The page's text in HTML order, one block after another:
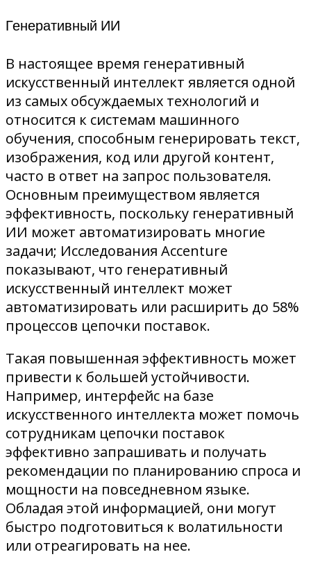
Генеративный ИИ
В настоящее время генеративный
искусственный интеллект является одной
из самых обсуждаемых технологий и
относится к системам машинного
обучения, способным генерировать текст,
изображения, код или другой контент,
часто в ответ на запрос пользователя.
Основным преимуществом является
эффективность, поскольку генеративный
ИИ может автоматизировать многие
задачи; Исследования Accenture
показывают, что генеративный
искусственный интеллект может
автоматизировать или расширить до 58%
процессов цепочки поставок.
Такая повышенная эффективность может
привести к большей устойчивости.
Например, интерфейс на базе
искусственного интеллекта может помочь
сотрудникам цепочки поставок
эффективно запрашивать и получать
рекомендации по планированию спроса и
мощности на повседневном языке.
Обладая этой информацией, они могут
быстро подготовиться к волатильности
или отреагировать на нее.